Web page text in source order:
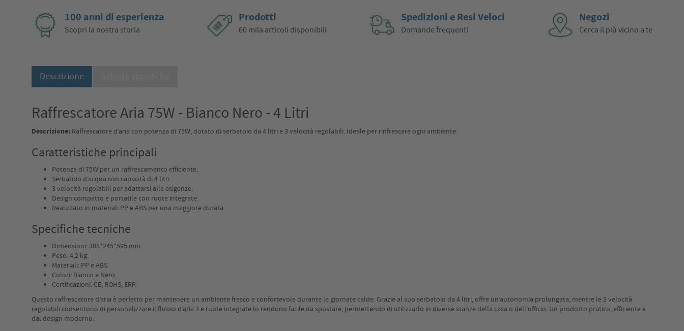
100 anni di esperienza
Scopri la nostra storia
Prodotti
60 mila articoli disponibili
Spedizioni e Resi Veloci
Domande frequenti
Negozi
Cerca il più vicino a te
Descrizione
Raffrescatore Aria 75W - Bianco Nero - 4 Litri
Descrizione: Raffrescatore d’aria con potenza di 75W, dotato di serbatoio da 4 litri e 3 velocità regolabili. Ideale per rinfrescare ogni ambiente.
Caratteristiche principali
Potenza di 75W per un raffrescamento efficiente.
Serbatoio d’acqua con capacità di 4 litri.
3 velocità regolabili per adattarsi alle esigenze.
Design compatto e portatile con ruote integrate.
Realizzato in materiali PP e ABS per una maggiore durata.
Specifiche tecniche
Dimensioni: 305*245*595 mm.
Peso: 4,2 kg.
Materiali: PP e ABS.
Colori: Bianco e Nero.
Certificazioni: CE, ROHS, ERP.
Questo raffrescatore d’aria è perfetto per mantenere un ambiente fresco e confortevole durante le giornate calde. Grazie al suo serbatoio da 4 litri, offre un’autonomia prolungata, mentre le 3 velocità
regolabili consentono di personalizzare il flusso d’aria. Le ruote integrate lo rendono facile da spostare, permettendo di utilizzarlo in diverse stanze della casa o dell’ufficio. Un prodotto pratico, efficiente e
dal design moderno.